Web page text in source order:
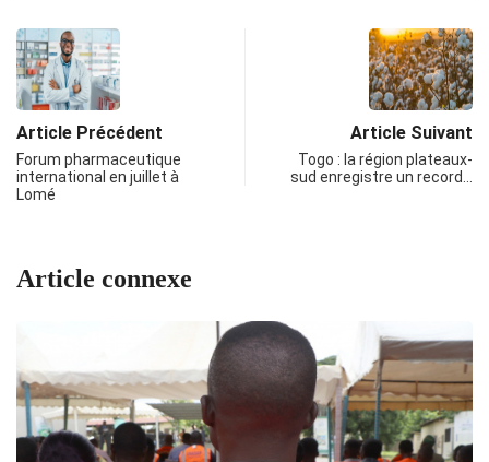
Article Précédent
Forum pharmaceutique
international en juillet à
Lomé
Article Suivant
Togo : la région plateaux-
sud enregistre un record…
Article connexe